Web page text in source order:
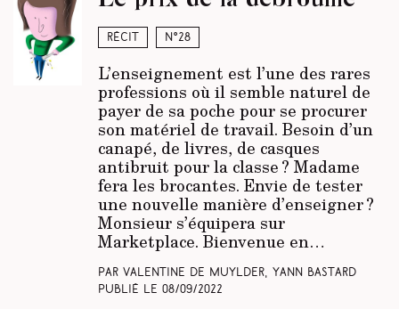
Récit N°28
L’enseignement est l’une des rares
professions où il semble naturel de
payer de sa poche pour se procurer
son matériel de travail. Besoin d’un
canapé, de livres, de casques
antibruit pour la classe ? Madame
fera les brocantes. Envie de tester
une nouvelle manière d’enseigner ?
Monsieur s’équipera sur
Marketplace. Bienvenue en…
Par Valentine De Muylder, Yann Bastard
Publié le 08/09/2022